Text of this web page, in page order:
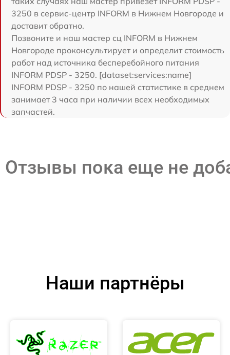
3250 в сервис-центр INFORM в Нижнем Новгороде и
доставит обратно.
Позвоните и наш мастер сц INFORM в Нижнем
Новгороде проконсультирует и определит стоимость
работ над источника бесперебойного питания
INFORM PDSP - 3250. [dataset:services:name]
INFORM PDSP - 3250 по нашей статистике в среднем
занимает 3 часа при наличии всех необходимых
запчастей.
Отзывы пока еще не
Наши партнёры